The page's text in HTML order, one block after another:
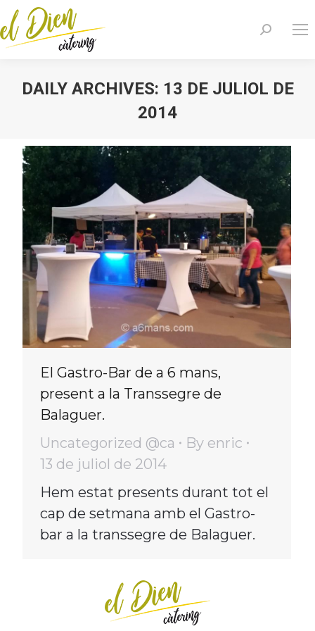
Search:
DAILY ARCHIVES: 13 DE JULIOL DE
2014
El Gastro-Bar de a 6 mans,
present a la Transsegre de
Balaguer.
Uncategorized @ca
By enric
13 de juliol de 2014
Hem estat presents durant tot el
cap de setmana amb el Gastro-
bar a la transsegre de Balaguer.